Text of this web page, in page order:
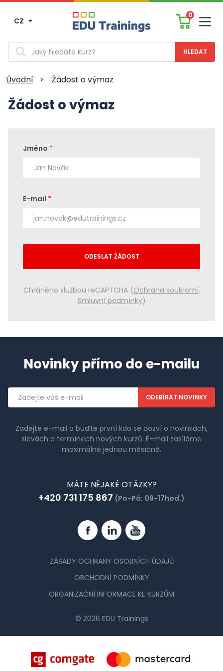
CZ
0
Vyhledávání
Úvodní > Žádost o výmaz
Žádost o výmaz
Jméno *
E-mail *
ODESLAT ŽÁDOST
Chráněno službou reCAPTCHA (Ochrana soukromí,
Smluvní podmínky)
Novinky přímo do e-mailu
Emailová
adresa
Zadejte e-mail a buďte první kdo se dozví o novinkách,
slevách a termínech nových kurzů. E-mail zasíláme
maximálně jednou měsíčně.
MÁTE NĚJAKÉ OTÁZKY?
+420 731 175 867 (Po-Pá: 09-17hod.)
FacebookLinkedinYouTube
ZÁSADY OCHRANY OSOBNÍCH ÚDAJŮ
OBCHODNÍ PODMÍNKY
ORGANIZAČNÍ INFORMACE KE KURZŮM
© 2026 EDU Trainings